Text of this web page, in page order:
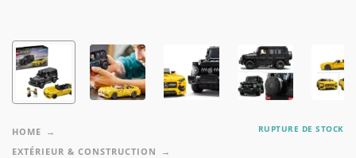
HOME
EXTÉRIEUR & CONSTRUCTION
RUPTURE DE STOCK